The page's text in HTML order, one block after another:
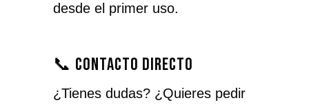
desde el primer uso.
📞 Contacto directo
¿Tienes dudas? ¿Quieres pedir